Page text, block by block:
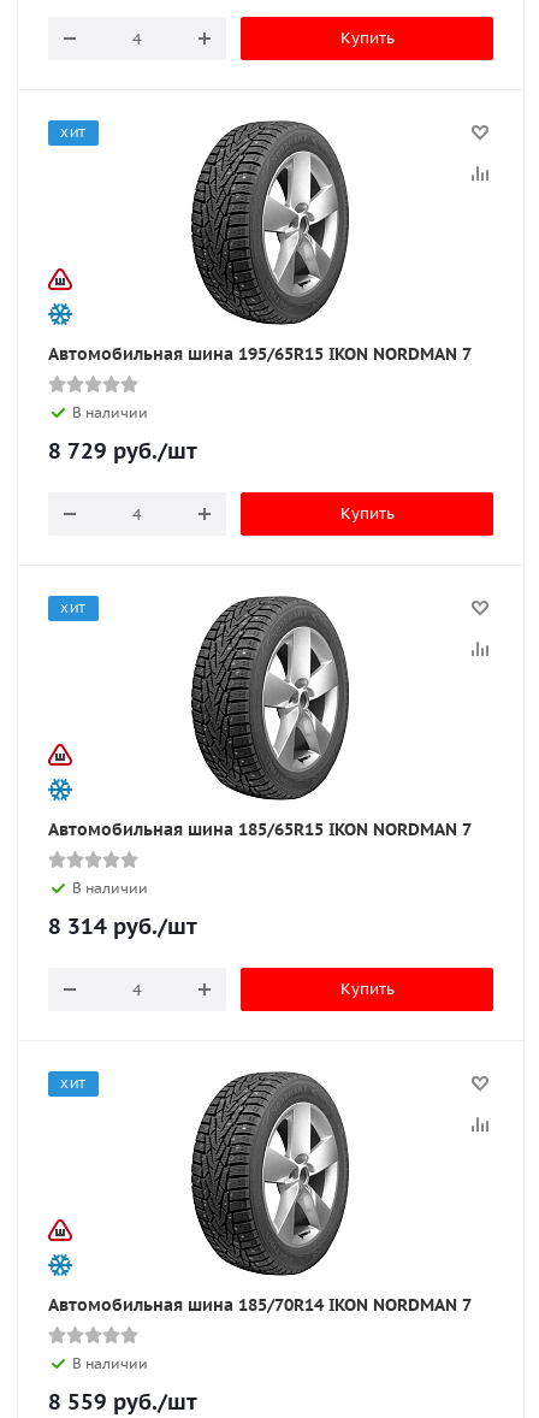
Купить
ХИТ
Автомобильная шина 195/65R15 IKON NORDMAN 7
В наличии
8 729 руб./шт
Купить
ХИТ
Автомобильная шина 185/65R15 IKON NORDMAN 7
В наличии
8 314 руб./шт
Купить
ХИТ
Автомобильная шина 185/70R14 IKON NORDMAN 7
В наличии
8 559 руб./шт